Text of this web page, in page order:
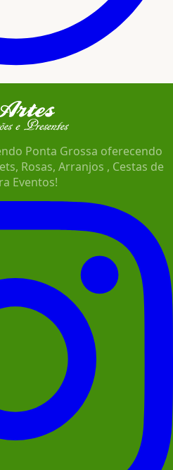
Ponta Grossa oferecendo
Rosas, Arranjos , Cestas de
Eventos!